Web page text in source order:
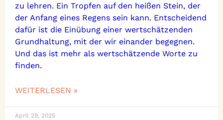
zu lehren. Ein Tropfen auf den heißen Stein, der
der Anfang eines Regens sein kann. Entscheidend
dafür ist die Einübung einer wertschätzenden
Grundhaltung, mit der wir einander begegnen.
Und das ist mehr als wertschätzende Worte zu
finden.
WEITERLESEN »
April 29, 2025